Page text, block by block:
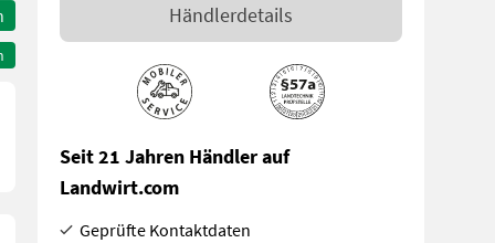
Händlerdetails
Seit 21 Jahren Händler auf
Landwirt.com
Geprüfte Kontaktdaten